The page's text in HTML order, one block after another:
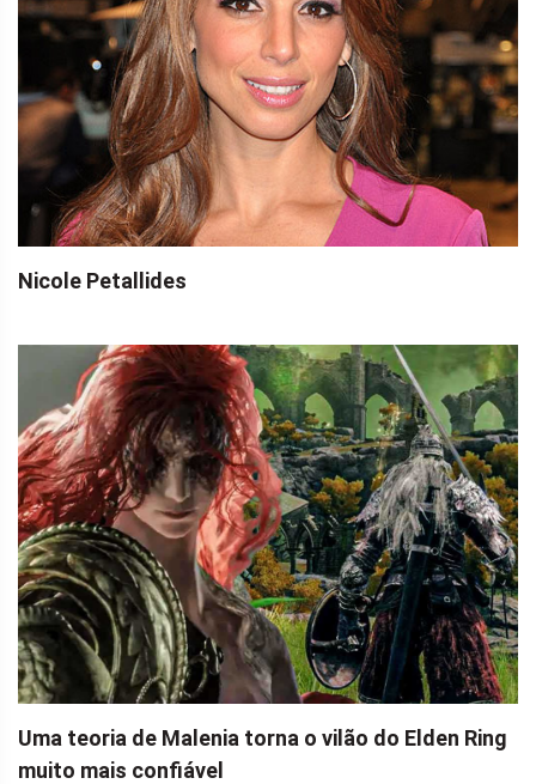
Nicole Petallides
Uma teoria de Malenia torna o vilão do Elden Ring
muito mais confiável